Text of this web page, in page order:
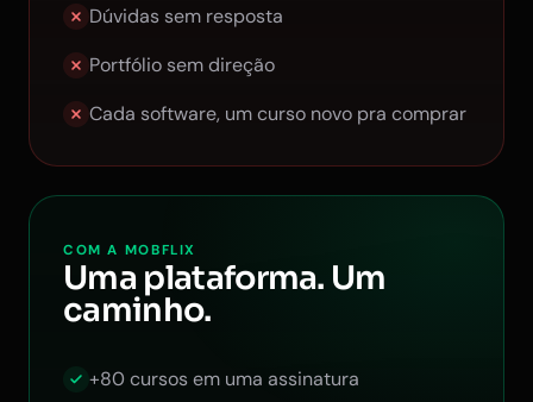
Dúvidas sem resposta
Portfólio sem direção
Cada software, um curso novo pra comprar
COM A MOBFLIX
Uma plataforma. Um
caminho.
+80 cursos em uma assinatura